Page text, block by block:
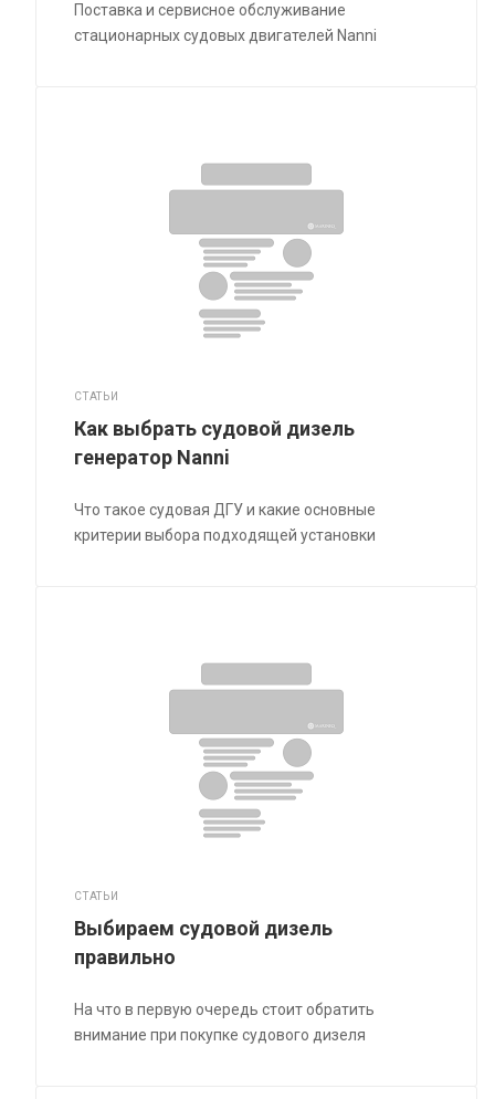
Поставка и сервисное обслуживание
стационарных судовых двигателей Nanni
СТАТЬИ
Как выбрать судовой дизель
генератор Nanni
Что такое судовая ДГУ и какие основные
критерии выбора подходящей установки
СТАТЬИ
Выбираем судовой дизель
правильно
На что в первую очередь стоит обратить
внимание при покупке судового дизеля